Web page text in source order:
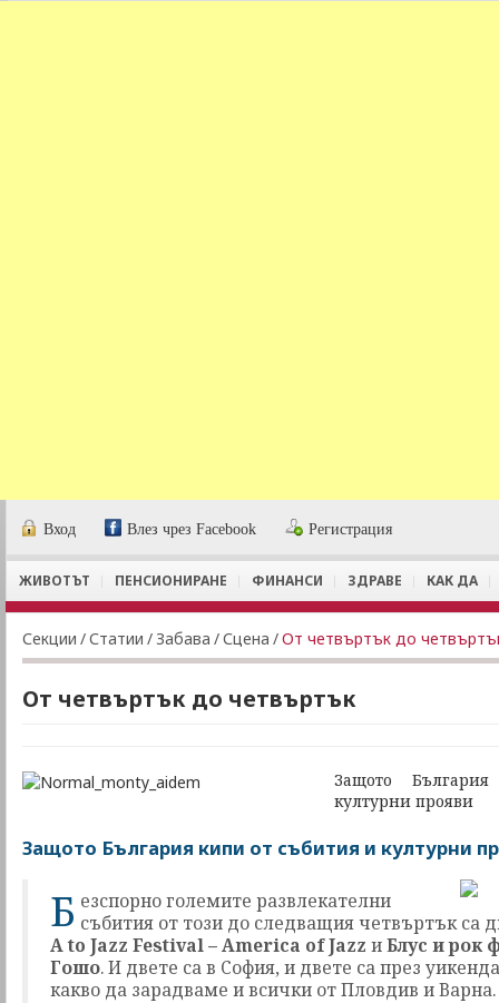
Вход Влез чрез Facebook Регистрация
ЖИВОТЪТ ПЕНСИОНИРАНЕ ФИНАНСИ ЗДРАВЕ КАК ДА
Секции /Статии / Забава /Сцена /От четвъртък до
От четвъртък до четвъртък
Защото
културни прояви
Защото България кипи от събития и културни
Б езспорно големите развлекателни
събития от този до следващия четвъртък са
A to Jazz Festival – America of Jazz иБлус и рок
Гошо. И двете са в София, и двете са през
какво да зарадваме и всички от Пловдив и Варна.